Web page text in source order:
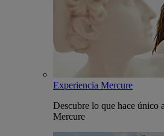
Experiencia Mercure
Descubre lo que hace único
Mercure